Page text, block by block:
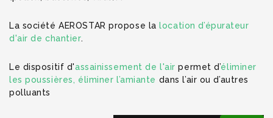
La société AEROSTAR propose la location d’épurateur
d'air de chantier.
Le dispositif d'assainissement de l'air permet d’éliminer
les poussières, éliminer l’amiante dans l’air ou d’autres
polluants